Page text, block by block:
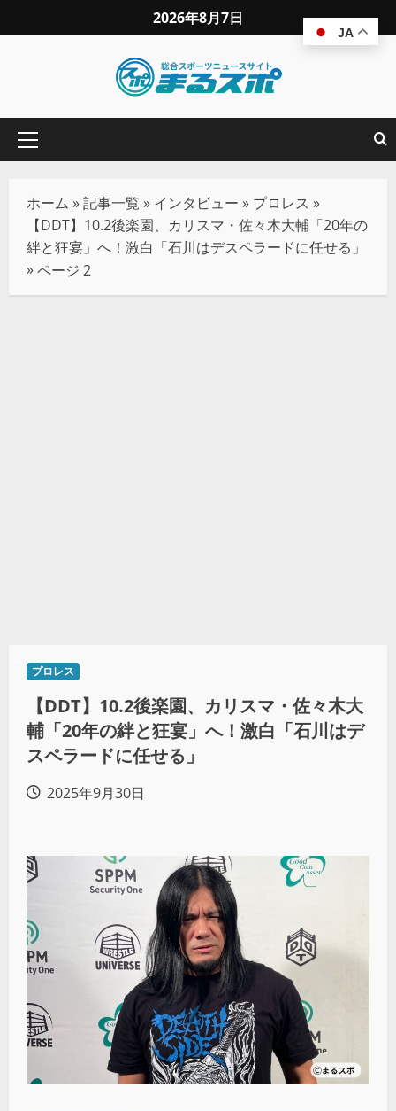
2026年8月7日
ホーム »記事一覧 » インタビュー » プロレス »
【DDT】10.2後楽園、カリスマ・佐々木大輔「20年の
絆と狂宴」へ！激白「石川はデスペラードに任せる」
»ページ 2
プロレス
【DDT】10.2後楽園、カリスマ・佐々木大
輔「20年の絆と狂宴」へ！激白「石川はデ
スペラードに任せる」
2025年9月30日
JA